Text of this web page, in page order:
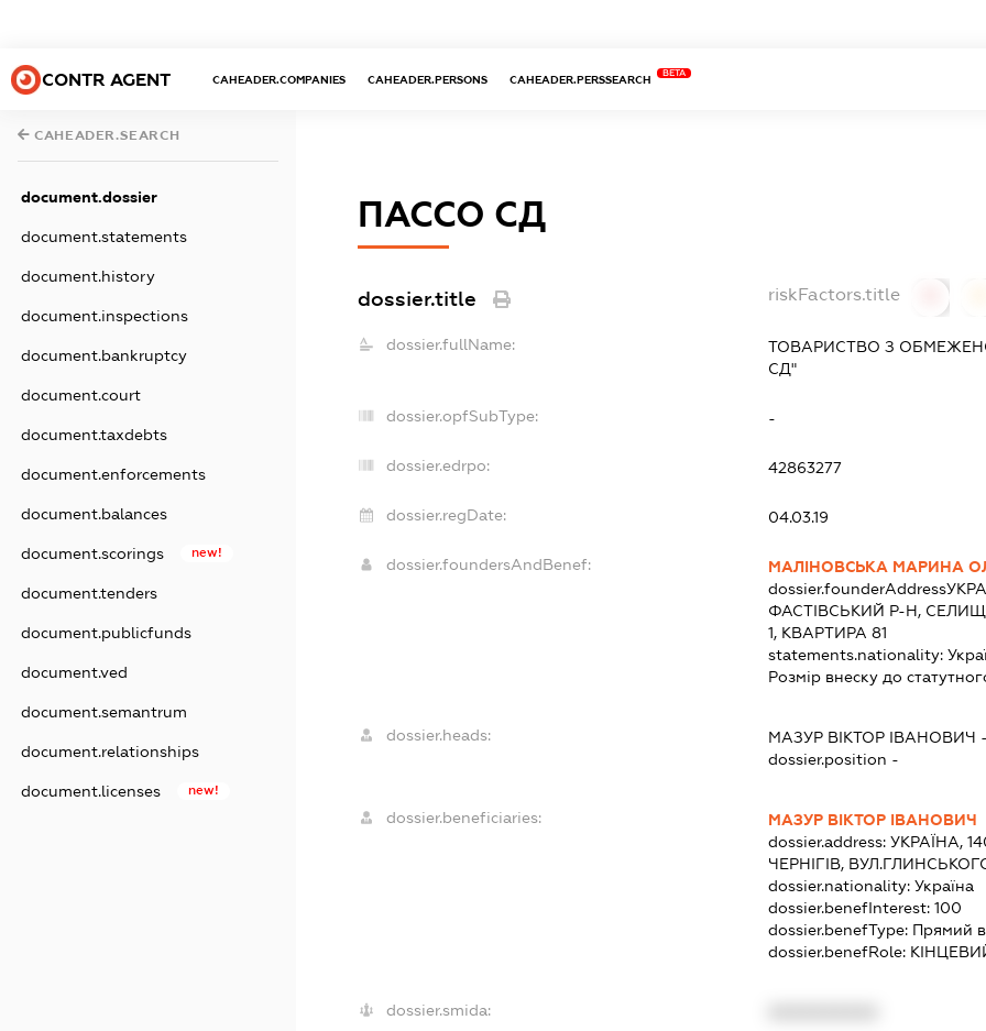
CONTR AGENT CAHEADER.COMPANIES CAHEADER.PERSONS CAHEADER.PERSSEARCH
BETA
CAHEADER.SEARCH
document.dossier
document.statements
document.history
document.inspections
document.bankruptcy
document.court
document.taxdebts
document.enforcements
document.balances
document.scorings new!
document.tenders
document.publicfunds
document.ved
document.semantrum
document.relationships
document.licenses new!
ПАССО СД
dossier.title riskFactors.title
dossier.fullName:
ТОВАРИСТВО З
СД"
dossier.opfSubType: -
dossier.edrpo: 42863277
dossier.regDate: 04.03.19
dossier.foundersAndBenef:
МАЛІНОВСЬКА МАРИНА
dossier.founderAddress
ФАСТІВСЬКИЙ Р-Н,
1, КВАРТИРА 81
statements.nationality:
Розмір внеску до
dossier.heads: МАЗУР ВІКТОР ІВАНОВИЧ -
dossier.position -
dossier.beneficiaries:
МАЗУР ВІКТОР ІВАНОВИЧ
dossier.address: УКРАЇНА,
ЧЕРНІГІВ,
dossier.nationality: Україна
dossier.benefInterest: 100
dossier.benefType: Прямий
dossier.benefRole:
dossier.smida: